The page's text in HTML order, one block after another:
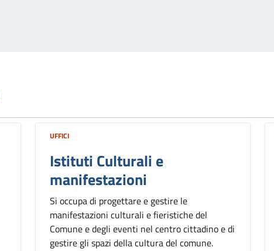
UFFICI
Istituti Culturali e
manifestazioni
Si occupa di progettare e gestire le
manifestazioni culturali e fieristiche del
Comune e degli eventi nel centro cittadino e di
gestire gli spazi della cultura del comune.